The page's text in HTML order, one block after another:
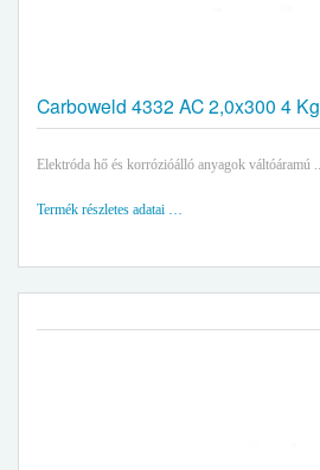
Carboweld 4332 AC 2,0x300 4 Kg
Elektróda hő és korrózióálló anyagok váltóáramú ...
Termék részletes adatai …